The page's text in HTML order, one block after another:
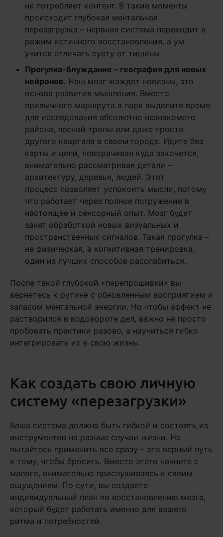
не потребляет контент. В такие моменты
происходит глубокая ментальная
перезагрузка – нервная система переходит в
режим истинного восстановления, а ум
учится отличать суету от тишины.
Прогулка-блуждание – география для новых
нейронов. Наш мозг жаждет новизны, это
основа развития мышления. Вместо
привычного маршрута в парк выделите время
для исследования абсолютно незнакомого
района, лесной тропы или даже просто
другого квартала в своем городе. Идите без
карты и цели, поворачивая куда захочется,
внимательно рассматривая детали –
архитектуру, деревья, людей. Этот
процесс позволяет успокоить мысли, потому
что работает через полное погружение в
настоящее и сенсорный опыт. Мозг будет
занят обработкой новых визуальных и
пространственных сигналов. Такая прогулка –
не физическая, а когнитивная тренировка,
один из лучших способов расслабиться.
После такой глубокой «перепрошивки» вы
вернетесь к рутине с обновленным восприятием и
запасом ментальной энергии. Но чтобы эффект не
растворился в водовороте дел, важно не просто
пробовать практики разово, а научиться гибко
интегрировать их в свою жизнь.
Как создать свою личную
систему «перезагрузки»
Ваша система должна быть гибкой и состоять из
инструментов на разные случаи жизни. Не
пытайтесь применить все сразу – это верный путь
к тому, чтобы бросить. Вместо этого начните с
малого, внимательно прислушиваясь к своим
ощущениям. По сути, вы создаете
индивидуальный план по восстановлению мозга,
который будет работать именно для вашего
ритма и потребностей.